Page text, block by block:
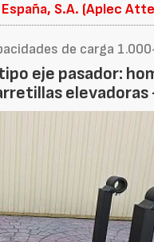
S.A. (Aplec
de carga
eje pasador: